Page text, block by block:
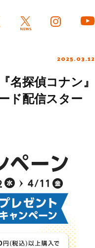
2025.03.12
名探偵コナン』
ド配信スター